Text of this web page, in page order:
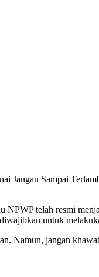
Jangan Sampai
telah resmi
untuk
Namun, jangan